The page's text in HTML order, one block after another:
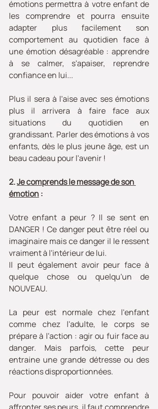
émotions permettra à votre enfant de
les comprendre et pourra ensuite
adapter plus facilement son
comportement au quotidien face à
une émotion désagréable : apprendre
à se calmer, s'apaiser, reprendre
confiance en lui...
Plus il sera à l'aise avec ses émotions
plus il arrivera à faire face aux
situations du quotidien en
grandissant. Parler des émotions à vos
enfants, dès le plus jeune âge, est un
beau cadeau pour l'avenir !
2. Je comprends le message de son
émotion :
Votre enfant a peur ? Il se sent en
DANGER ! Ce danger peut être réel ou
imaginaire mais ce danger il le ressent
vraiment à l'intérieur de lui.
Il peut également avoir peur face à
quelque chose ou quelqu'un de
NOUVEAU.
La peur est normale chez l'enfant
comme chez l'adulte, le corps se
prépare à l'action : agir ou fuir face au
danger. Mais parfois, cette peur
entraine une grande détresse ou des
réactions disproportionnées.
Pour pouvoir aider votre enfant à